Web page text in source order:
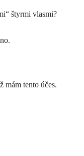
štyrmi vlasmi?
mám tento účes.